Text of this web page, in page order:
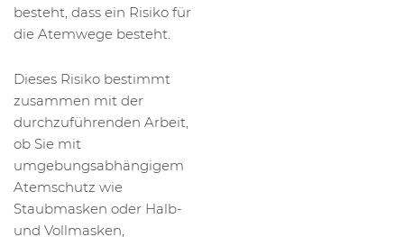
besteht, dass ein Risiko für
die Atemwege besteht.
Dieses Risiko bestimmt
zusammen mit der
durchzuführenden Arbeit,
ob Sie mit
umgebungsabhängigem
Atemschutz wie
Staubmasken oder Halb-
und Vollmasken,